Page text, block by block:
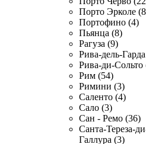
Порто Эрколе
Портофино (4)
Пьянца (8)
Рагуза (9)
Рива-дель-
Рива-ди-Сольто
Рим (54)
Римини (3)
Саленто (4)
Сало (3)
Сан - Ремо (36)
Санта-Тереза-
Галлура (3)